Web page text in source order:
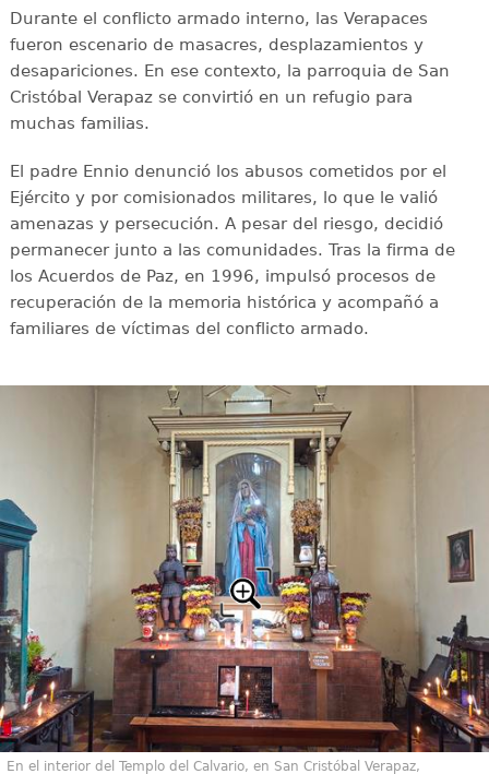
Durante el conflicto armado interno, las Verapaces
fueron escenario de masacres, desplazamientos y
desapariciones. En ese contexto, la parroquia de San
Cristóbal Verapaz se convirtió en un refugio para
muchas familias.
El padre Ennio denunció los abusos cometidos por el
Ejército y por comisionados militares, lo que le valió
amenazas y persecución. A pesar del riesgo, decidió
permanecer junto a las comunidades. Tras la firma de
los Acuerdos de Paz, en 1996, impulsó procesos de
recuperación de la memoria histórica y acompañó a
familiares de víctimas del conflicto armado.
En el interior del Templo del Calvario, en San Cristóbal Verapaz,